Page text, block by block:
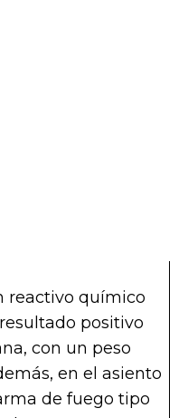
reactivo químico
positivo
con un peso
en el asiento
de fuego tipo